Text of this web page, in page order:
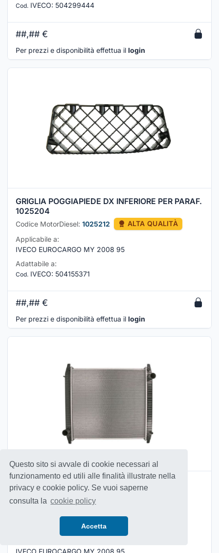
Questo sito si avvale di cookie necessari al
funzionamento ed utili alle finalità illustrate nella
privacy e cookie policy. Se vuoi saperne
consulta la cookie policy
Accetta
Cod. IVECO: 504299444
##,## €
Per prezzi e disponibilità effettua il login
GRIGLIA POGGIAPIEDE DX INFERIORE PER PARAF.
1025204
Codice MotorDiesel: 1025212
ALTA QUALITÀ
Applicabile a:
IVECO EUROCARGO MY 2008 95
Adattabile a:
Cod. IVECO: 504155371
##,## €
Per prezzi e disponibilità effettua il login
RADIATORE ACQUA
Codice MotorDiesel:
1025290
IVECO EUROCARGO TECTOR RESTYLING
IVECO EUROCARGO TECTOR RESTYLING 75
IVECO EUROCARGO MY 2008 95